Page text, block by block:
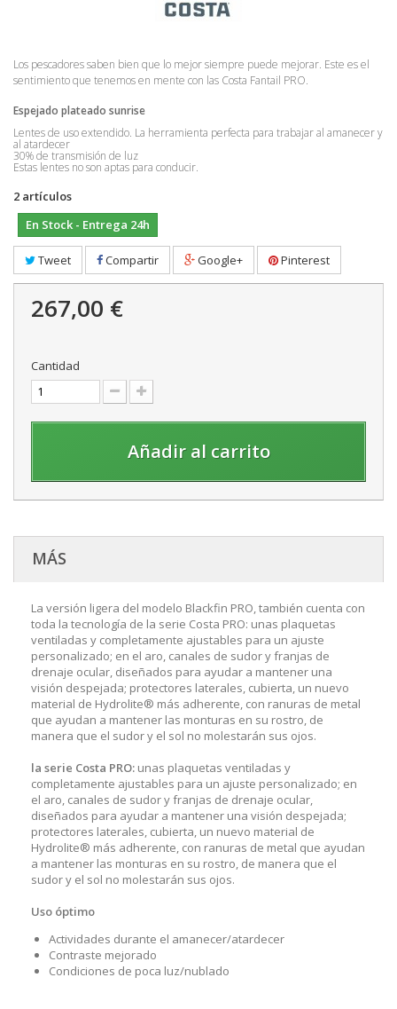
Los pescadores saben bien que lo mejor siempre puede mejorar. Este es el
sentimiento que tenemos en mente con las Costa Fantail PRO.
Espejado plateado sunrise
Lentes de uso extendido. La herramienta perfecta para trabajar al amanecer y
al atardecer
30% de transmisión de luz
Estas lentes no son aptas para conducir.
2 artículos
En Stock - Entrega 24h
Tweet Compartir Google+ Pinterest
267,00 €
Cantidad
Añadir al carrito
MÁS
La versión ligera del modelo Blackfin PRO, también cuenta con
toda la tecnología de la serie Costa PRO: unas plaquetas
ventiladas y completamente ajustables para un ajuste
personalizado; en el aro, canales de sudor y franjas de
drenaje ocular, diseñados para ayudar a mantener una
visión despejada; protectores laterales, cubierta, un nuevo
material de Hydrolite® más adherente, con ranuras de metal
que ayudan a mantener las monturas en su rostro, de
manera que el sudor y el sol no molestarán sus ojos.
la serie Costa PRO: unas plaquetas ventiladas y
completamente ajustables para un ajuste personalizado; en
el aro, canales de sudor y franjas de drenaje ocular,
diseñados para ayudar a mantener una visión despejada;
protectores laterales, cubierta, un nuevo material de
Hydrolite® más adherente, con ranuras de metal que ayudan
a mantener las monturas en su rostro, de manera que el
sudor y el sol no molestarán sus ojos.
Uso óptimo
Actividades durante el amanecer/atardecer
Contraste mejorado
Condiciones de poca luz/nublado